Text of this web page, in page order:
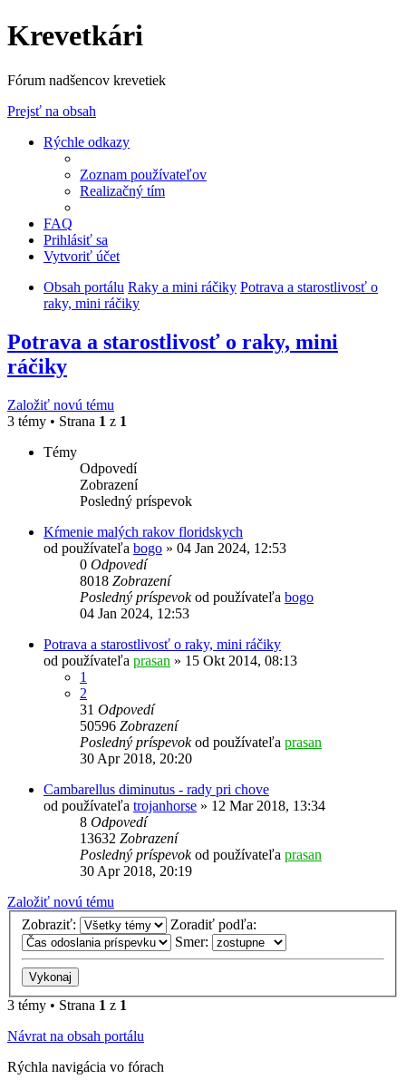
Krevetkári
Fórum nadšencov krevetiek
Prejsť na obsah
Rýchle odkazy
Zoznam používateľov
Realizačný tím
FAQ
Prihlásiť sa
Vytvoriť účet
Obsah portálu Raky a mini ráčiky Potrava a starostlivosť o
raky, mini ráčiky
Potrava a starostlivosť o raky, mini
ráčiky
Založiť novú tému
3 témy • Strana 1 z 1
Témy
Odpovedí
Zobrazení
Posledný príspevok
Kŕmenie malých rakov floridskych
od používateľa bogo » 04 Jan 2024, 12:53
0 Odpovedí
8018 Zobrazení
Posledný príspevokod používateľa bogo
04 Jan 2024, 12:53
Potrava a starostlivosť o raky, mini ráčiky
od používateľa prasan » 15 Okt 2014, 08:13
1
2
31 Odpovedí
50596 Zobrazení
Posledný príspevokod používateľa prasan
30 Apr 2018, 20:20
Cambarellus diminutus - rady pri chove
od používateľa trojanhorse » 12 Mar 2018, 13:34
8 Odpovedí
13632 Zobrazení
Posledný príspevokod používateľa prasan
30 Apr 2018, 20:19
Založiť novú tému
Zobraziť:
Zoradiť podľa:
Smer:
3 témy • Strana 1 z 1
Návrat na obsah portálu
Rýchla navigácia vo fórach